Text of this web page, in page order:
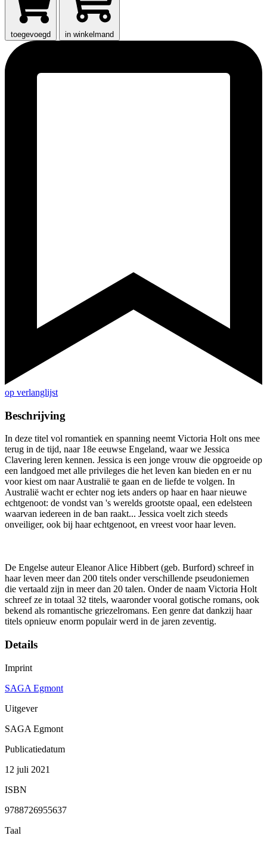
toegevoegd in winkelmand
op verlanglijst
Beschrijving
In deze titel vol romantiek en spanning neemt Victoria Holt ons mee
terug in de tijd, naar 18e eeuwse Engeland, waar we Jessica
Clavering leren kennen. Jessica is een jonge vrouw die opgroeide op
een landgoed met alle privileges die het leven kan bieden en er nu
voor kiest om naar Australië te gaan en de liefde te volgen. In
Australië wacht er echter nog iets anders op haar en haar nieuwe
echtgenoot: de vondst van 's werelds grootste opaal, een edelsteen
waarvan iedereen in de ban raakt... Jessica voelt zich steeds
onveiliger, ook bij haar echtgenoot, en vreest voor haar leven.
De Engelse auteur Eleanor Alice Hibbert (geb. Burford) schreef in
haar leven meer dan 200 titels onder verschillende pseudoniemen
die vertaald zijn in meer dan 20 talen. Onder de naam Victoria Holt
schreef ze in totaal 32 titels, waaronder vooral gotische romans, ook
bekend als romantische griezelromans. Een genre dat dankzij haar
titels opnieuw enorm populair werd in de jaren zeventig.
Details
Imprint
SAGA Egmont
Uitgever
SAGA Egmont
Publicatiedatum
12 juli 2021
ISBN
9788726955637
Taal